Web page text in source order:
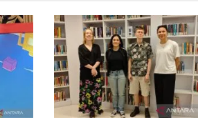
Pameran seni rupa karya
seniman neurodivergen
03 August 2026 13:03 WIB